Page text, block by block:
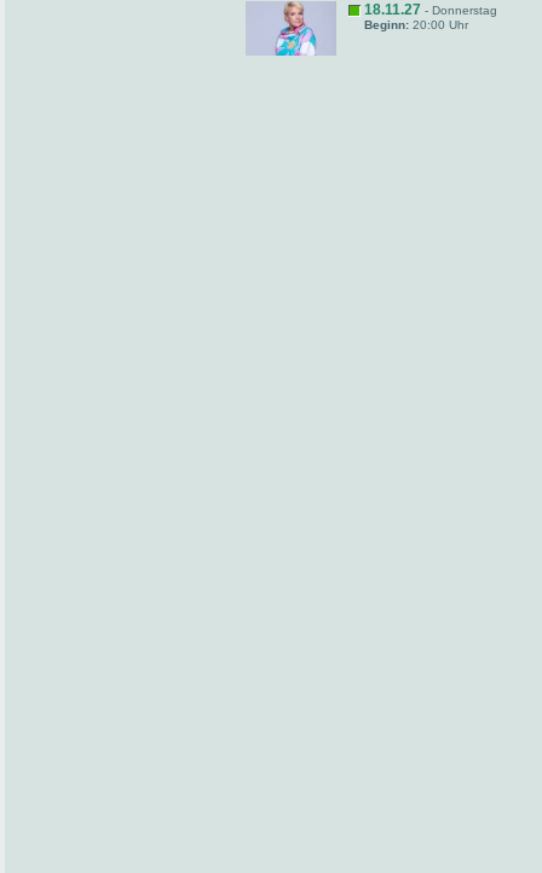
18.11.27 - Donnerstag
Beginn: 20:00 Uhr